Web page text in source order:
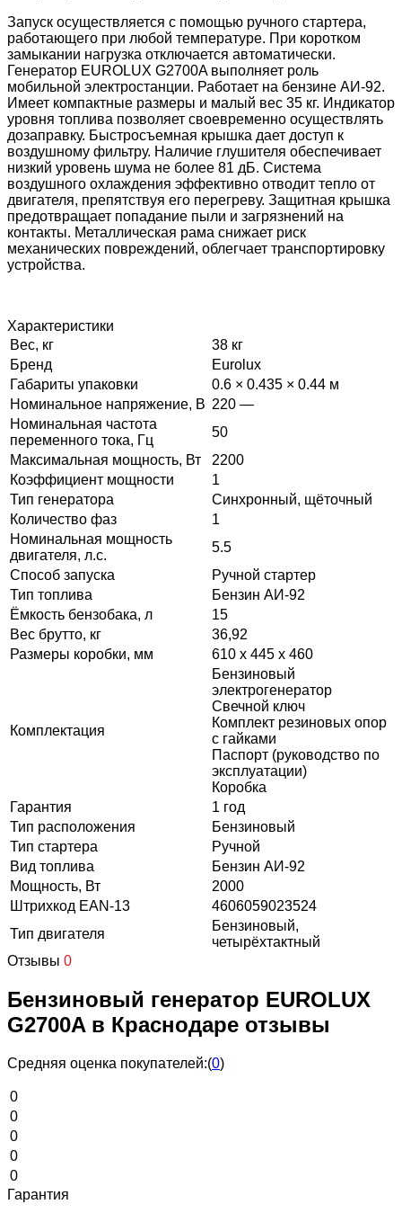
Запуск осуществляется с помощью ручного стартера,
работающего при любой температуре. При коротком
замыкании нагрузка отключается автоматически.
Генератор EUROLUX G2700A выполняет роль
мобильной электростанции. Работает на бензине АИ-92.
Имеет компактные размеры и малый вес 35 кг. Индикатор
уровня топлива позволяет своевременно осуществлять
дозаправку. Быстросъемная крышка дает доступ к
воздушному фильтру. Наличие глушителя обеспечивает
низкий уровень шума не более 81 дБ. Система
воздушного охлаждения эффективно отводит тепло от
двигателя, препятствуя его перегреву. Защитная крышка
предотвращает попадание пыли и загрязнений на
контакты. Металлическая рама снижает риск
механических повреждений, облегчает транспортировку
устройства.
Характеристики
Вес, кг
38 кг
Бренд
Eurolux
Габариты упаковки
0.6 × 0.435 × 0.44 м
Номинальное напряжение, В 220 —
Номинальная частота
переменного тока, Гц
50
Максимальная мощность, Вт
2200
Коэффициент мощности
1
Тип генератора
Синхронный, щёточный
Количество фаз
1
Номинальная мощность
двигателя, л.с.
5.5
Способ запуска
Ручной стартер
Тип топлива
Бензин АИ-92
Ёмкость бензобака, л
15
Вес брутто, кг
36,92
Размеры коробки, мм
610 х 445 х 460
Комплектация
Бензиновый
электрогенератор
Свечной ключ
Комплект резиновых опор
с гайками
Паспорт (руководство по
эксплуатации)
Коробка
Гарантия
1 год
Тип расположения
Бензиновый
Тип стартера
Ручной
Вид топлива
Бензин АИ-92
Мощность, Вт
2000
Штрихкод EAN-13
4606059023524
Тип двигателя
Бензиновый,
четырёхтактный
Отзывы 0
Бензиновый генератор EUROLUX
G2700A в Краснодаре отзывы
Средняя оценка покупателей:(0)
0
0
0
0
0
Гарантия